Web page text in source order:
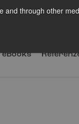
through other
Blog
eBooks